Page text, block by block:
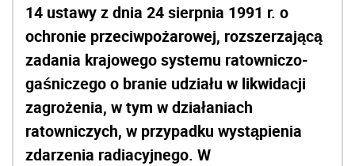
14 ustawy z dnia 24 sierpnia 1991 r. o
ochronie przeciwpożarowej, rozszerzającą
zadania krajowego systemu ratowniczo-
gaśniczego o branie udziału w likwidacji
zagrożenia, w tym w działaniach
ratowniczych, w przypadku wystąpienia
zdarzenia radiacyjnego. W